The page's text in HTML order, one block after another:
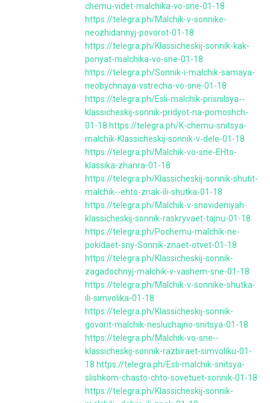
chemu-videt-malchika-vo-sne-01-18
https://telegra.ph/Malchik-v-sonnike-
neozhidannyj-povorot-01-18
https://telegra.ph/Klassicheskij-sonnik-kak-
ponyat-malchika-vo-sne-01-18
https://telegra.ph/Sonnik-i-malchik-samaya-
neobychnaya-vstrecha-vo-sne-01-18
https://telegra.ph/Esli-malchik-prisnilsya--
klassicheskij-sonnik-pridyot-na-pomoshch-
01-18 https://telegra.ph/K-chemu-snitsya-
malchik-Klassicheskij-sonnik-v-dele-01-18
https://telegra.ph/Malchik-vo-sne-EHto-
klassika-zhanra-01-18
https://telegra.ph/Klassicheskij-sonnik-shutit-
malchik--ehto-znak-ili-shutka-01-18
https://telegra.ph/Malchik-v-snovideniyah-
klassicheskij-sonnik-raskryvaet-tajnu-01-18
https://telegra.ph/Pochemu-malchik-ne-
pokidaet-sny-Sonnik-znaet-otvet-01-18
https://telegra.ph/Klassicheskij-sonnik-
zagadochnyj-malchik-v-vashem-sne-01-18
https://telegra.ph/Malchik-v-sonnike-shutka-
ili-simvolika-01-18
https://telegra.ph/Klassicheskij-sonnik-
govorit-malchik-nesluchajno-snitsya-01-18
https://telegra.ph/Malchik-vo-sne--
klassicheskij-sonnik-razbiraet-simvoliku-01-
18 https://telegra.ph/Esli-malchik-snitsya-
slishkom-chasto-chto-sovetuet-sonnik-01-18
https://telegra.ph/Klassicheskij-sonnik-